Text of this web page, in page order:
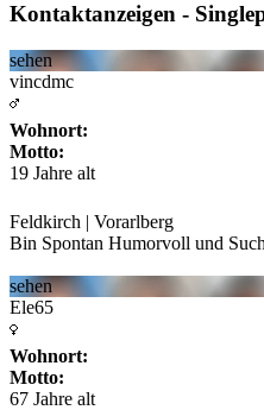
Kontaktanzeigen -
sehen
vincdmc
Wohnort:
Motto:
19 Jahre alt
Feldkirch | Vorarlberg
Bin Spontan Humorvoll und
sehen
Ele65
Wohnort:
Motto:
67 Jahre alt